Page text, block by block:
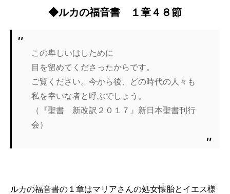
◆ルカの福音書 １章４８節
この卑しいはしために
目を留めてくださったからです。
ご覧ください。今から後、どの時代の人々も
私を幸いな者と呼ぶでしょう。
（『聖書 新改訳２０１７』新日本聖書刊行
会）
ルカの福音書の１章はマリアさんの処女懐胎とイエス様